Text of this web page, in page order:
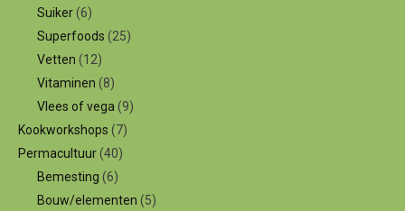
Suiker(6)
Superfoods (25)
Vetten (12)
Vitaminen (8)
Vlees of vega (9)
Kookworkshops (7)
Permacultuur(40)
Bemesting (6)
Bouw/elementen (5)